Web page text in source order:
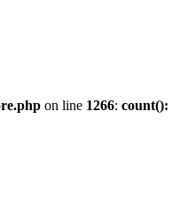
on line 1266: count():